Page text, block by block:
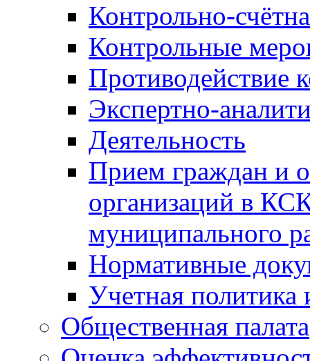
Контрольно-
Контрольные
Противодействие
Экспертно-
Деятельность
Прием граждан и
организаций в
муниципального
Нормативные
Учетная политика
Общественная палата